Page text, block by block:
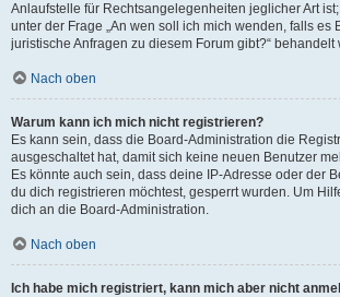
Anlaufstelle für Rechtsangelegenheiten jeglicher Art
unter der Frage „An wen soll ich mich wenden, falls es
juristische Anfragen zu diesem Forum gibt?“ behandelt
Nach oben
Warum kann ich mich nicht registrieren?
Es kann sein, dass die Board-Administration die
ausgeschaltet hat, damit sich keine neuen Benutzer
Es könnte auch sein, dass deine IP-Adresse oder der
du dich registrieren möchtest, gesperrt wurden. Um
dich an die Board-Administration.
Nach oben
Ich habe mich registriert, kann mich aber nicht